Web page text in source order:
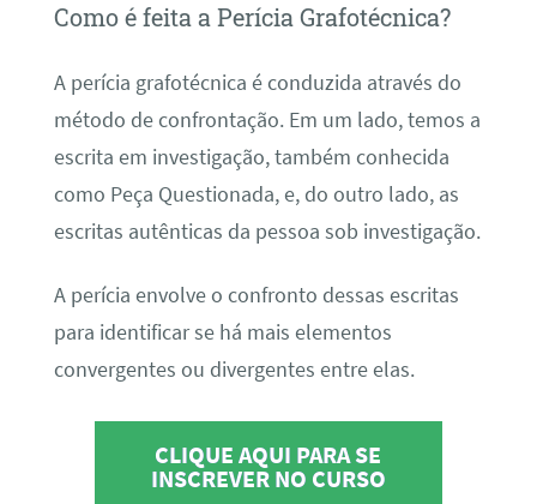
Como é feita a Perícia Grafotécnica?
A perícia grafotécnica é conduzida através do
método de confrontação. Em um lado, temos a
escrita em investigação, também conhecida
como Peça Questionada, e, do outro lado, as
escritas autênticas da pessoa sob investigação.
A perícia envolve o confronto dessas escritas
para identificar se há mais elementos
convergentes ou divergentes entre elas.
CLIQUE AQUI PARA SE
INSCREVER NO CURSO